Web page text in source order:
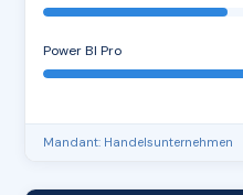
Power BI Pro
Mandant: Handelsunternehmen